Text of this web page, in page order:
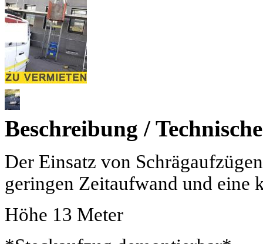
Beschreibung /
Der Einsatz von
geringen Zeitaufwand und eine
Höhe 13 Meter